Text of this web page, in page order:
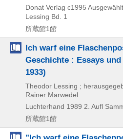
Donat Verlag c1995
Lessing Bd. 1
所蔵館1館
Ich warf eine
Geschichte : Essays
1933)
Theodor Lessing ;
Rainer Marwedel
Luchterhand 1989 2. Aufl
所蔵館1館